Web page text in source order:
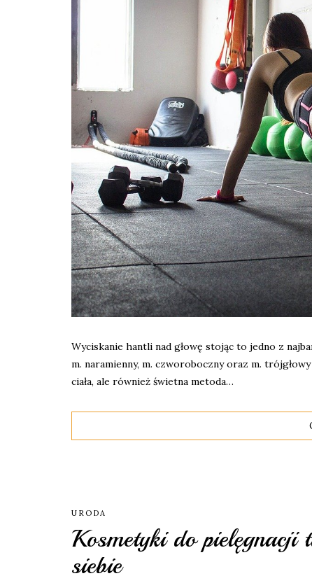
Wyciskanie hantli nad głowę stojąc to jedno z
m. naramienny, m. czworoboczny oraz m.
ciała, ale również świetna metoda…
URODA
Kosmetyki do
siebie